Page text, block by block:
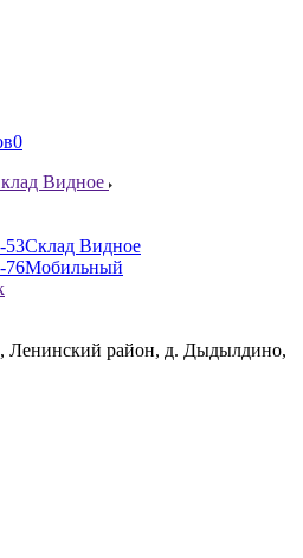
0
Видное
53Склад Видное
76Мобильный
Ленинский район, д. Дыдылдино,